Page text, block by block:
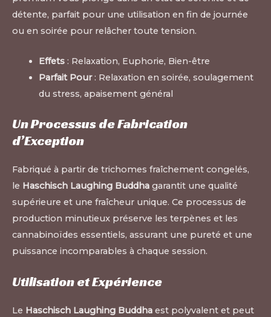
détente, parfait pour une utilisation en fin de journée
ou en soirée pour relâcher toute tension.
Effets: Relaxation, Euphorie, Bien-être
Parfait Pour: Relaxation en soirée, soulagement
du stress, apaisement général
Un Processus de Fabrication
d’Exception
Fabriqué à partir de trichomes fraîchement congelés,
le Haschisch Laughing Buddha garantit une qualité
supérieure et une fraîcheur unique. Ce processus de
production minutieux préserve les terpènes et les
cannabinoïdes essentiels, assurant une pureté et une
puissance incomparables à chaque session.
Utilisation et Expérience
Le Haschisch Laughing Buddha est polyvalent et peut